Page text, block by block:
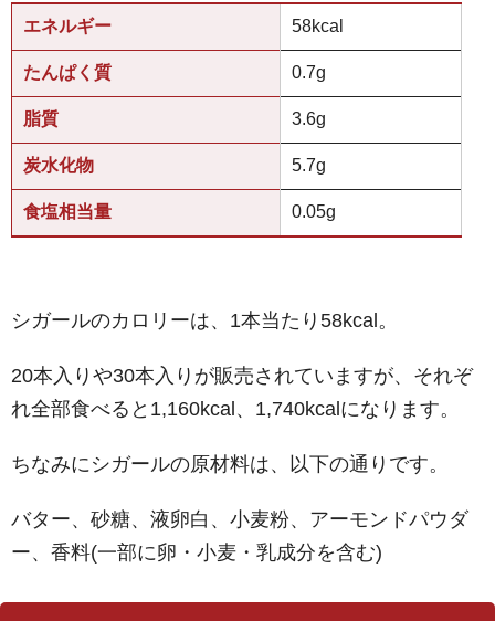
エネルギー 58kcal
たんぱく質 0.7g
脂質 3.6g
炭水化物 5.7g
食塩相当量 0.05g
シガールのカロリーは、1本当たり58kcal。
20本入りや30本入りが販売されていますが、それぞ
れ全部食べると1,160kcal、1,740kcalになります。
ちなみにシガールの原材料は、以下の通りです。
バター、砂糖、液卵白、小麦粉、アーモンドパウダ
ー、香料(一部に卵・小麦・乳成分を含む)